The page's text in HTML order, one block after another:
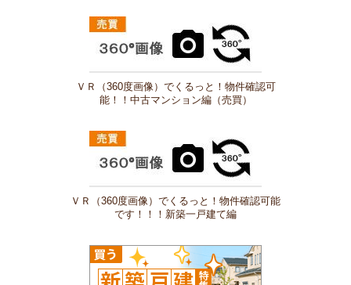
ＶＲ（360度画像）でくるっと！物件確認可
能！！中古マンション編（売買）
ＶＲ（360度画像）でくるっと！物件確認可能
です！！！新築一戸建て編